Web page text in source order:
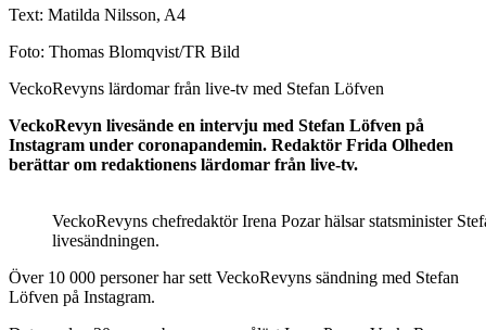
Text: Matilda Nilsson, A4
Foto: Thomas Blomqvist/TR Bild
VeckoRevyns lärdomar från live-tv med Stefan Löfven
VeckoRevyn livesände en intervju med Stefan Löfven på
Instagram under coronapandemin. Redaktör Frida Olheden
berättar om redaktionens lärdomar från live-tv.
VeckoRevyns chefredaktör Irena Pozar hälsar statsminister
livesändningen.
Över 10 000 personer har sett VeckoRevyns sändning med Stefan
Löfven på Instagram.